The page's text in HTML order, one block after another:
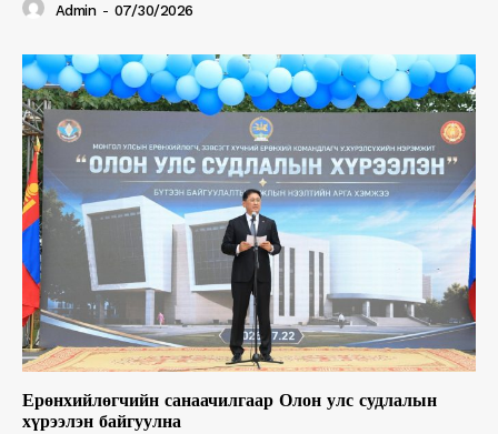
Admin - 07/30/2026
Ерөнхийлөгчийн санаачилгаар Олон улс судлалын
хүрээлэн байгуулна